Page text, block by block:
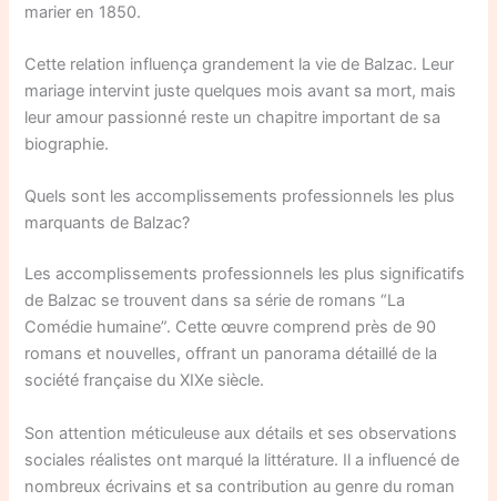
marier en 1850.
Cette relation influença grandement la vie de Balzac. Leur
mariage intervint juste quelques mois avant sa mort, mais
leur amour passionné reste un chapitre important de sa
biographie.
Quels sont les accomplissements professionnels les plus
marquants de Balzac?
Les accomplissements professionnels les plus significatifs
de Balzac se trouvent dans sa série de romans “La
Comédie humaine”. Cette œuvre comprend près de 90
romans et nouvelles, offrant un panorama détaillé de la
société française du XIXe siècle.
Son attention méticuleuse aux détails et ses observations
sociales réalistes ont marqué la littérature. Il a influencé de
nombreux écrivains et sa contribution au genre du roman